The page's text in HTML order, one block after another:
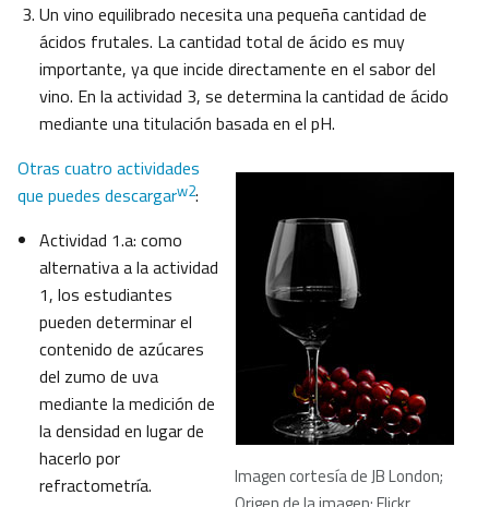
Un vino equilibrado necesita una pequeña cantidad de
ácidos frutales. La cantidad total de ácido es muy
importante, ya que incide directamente en el sabor del
vino. En la actividad 3, se determina la cantidad de ácido
mediante una titulación basada en el pH.
Imagen cortesía de JB London;
Otras cuatro actividades
que puedes descargarw2:
Actividad 1.a: como
alternativa a la actividad
1, los estudiantes
pueden determinar el
contenido de azúcares
del zumo de uva
mediante la medición de
la densidad en lugar de
hacerlo por
refractometría.